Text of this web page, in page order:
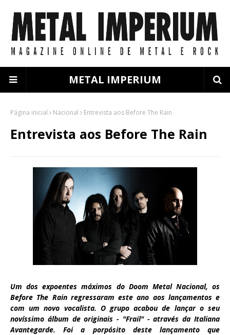
METAL IMPERIUM
Página inicial Nacional Entrevista aos Before The Rain
Entrevista aos Before The Rain
Um dos expoentes máximos do Doom Metal Nacional, os
Before The Rain regressaram este ano aos lançamentos e
com um novo vocalista. O grupo acabou de lançar o seu
novíssimo álbum de originais - "Frail" - através da Italiana
Avantegarde. Foi a porpósito deste lançamento que